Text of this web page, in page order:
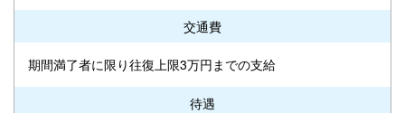
交通費
期間満了者に限り往復上限3万円までの支給
待遇